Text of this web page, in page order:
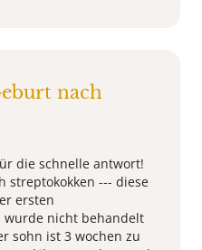
nach
die schnelle antwort!
streptokokken --- diese
ersten
wurde nicht behandelt
sohn ist 3 wochen zu